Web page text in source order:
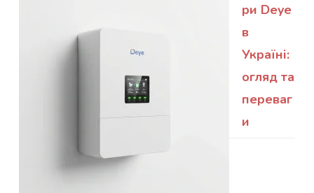
ри Deye
в
Україні:
огляд та
переваг
и